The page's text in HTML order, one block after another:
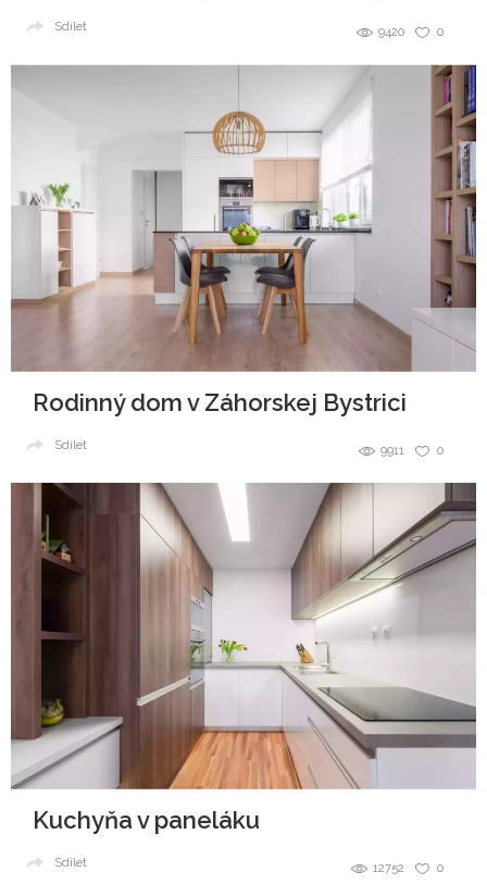
0
9420
Sdílet
Rodinný dom v Záhorskej Bystrici
0
9911
Sdílet
Kuchyňa v paneláku
0
12752
Sdílet